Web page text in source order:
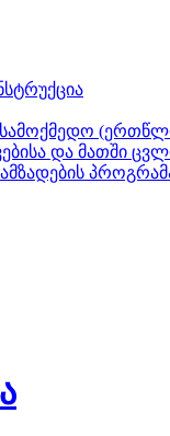
და მათში